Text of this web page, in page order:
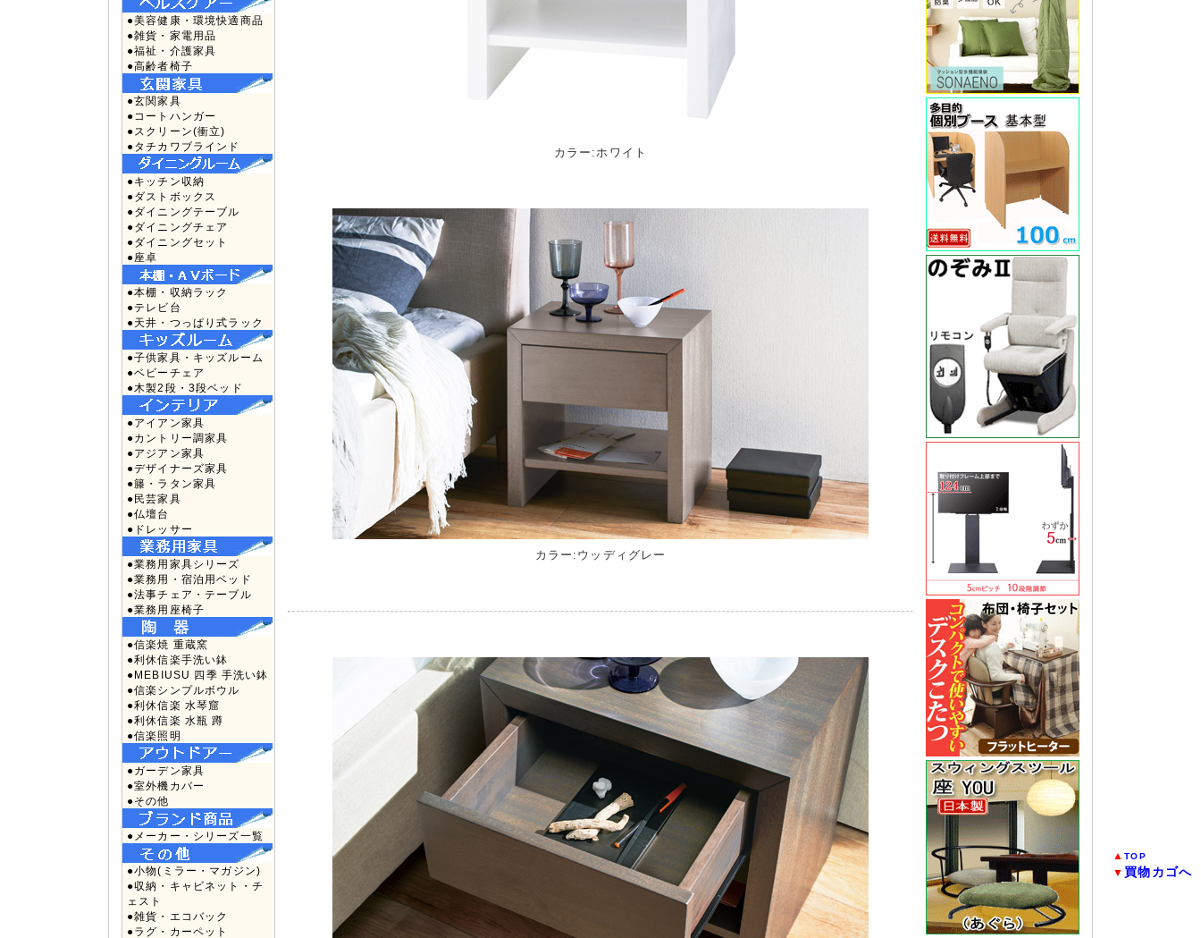
●美容健康・環境快適商品
●雑貨・家電用品
●福祉・介護家具
●高齢者椅子
●玄関家具
●コートハンガー
●スクリーン(衝立)
●タチカワブラインド
●キッチン収納
●ダストボックス
●ダイニングテーブル
●ダイニングチェア
●ダイニングセット
●座卓
●本棚・収納ラック
●テレビ台
●天井・つっぱり式ラック
●子供家具・キッズルーム
●ベビーチェア
●木製2段・3段ベッド
●アイアン家具
●カントリー調家具
●アジアン家具
●デザイナーズ家具
●籐・ラタン家具
●民芸家具
●仏壇台
●ドレッサー
●業務用家具シリーズ
●業務用・宿泊用ベッド
●法事チェア・テーブル
●業務用座椅子
●信楽焼 重蔵窯
●利休信楽手洗い鉢
●MEBIUSU 四季 手洗い鉢
●信楽シンプルボウル
●利休信楽 水琴窟
●利休信楽 水瓶 蹲
●信楽照明
●ガーデン家具
●室外機カバー
●その他
●メーカー・シリーズ一覧
●小物(ミラー・マガジン)
●収納・キャビネット・チ
ェスト
●雑貨・エコバック
●ラグ・カーペット
カラー:ホワイト
カラー:ウッディグレー
▲TOP
▼ 買物カゴへ